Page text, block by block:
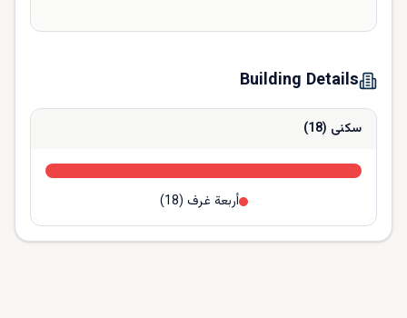
Building Details
سكنى (
18
)
أربعة غرف (
18
)